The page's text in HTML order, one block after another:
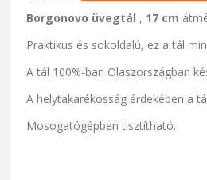
Borgonovo üvegtál , 17 cm
Praktikus és sokoldalú, ez a tál
A tál 100%-ban Olaszországban
A helytakarékosság érdekében a
Mosogatógépben tisztítható.